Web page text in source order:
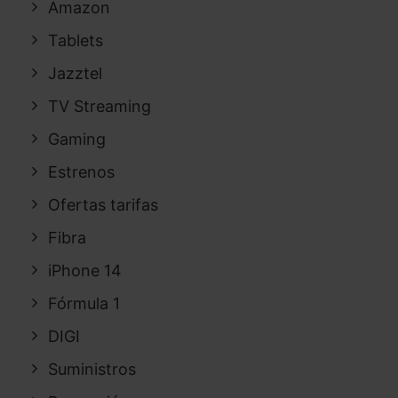
Amazon
Tablets
Jazztel
TV Streaming
Gaming
Estrenos
Ofertas tarifas
Fibra
iPhone 14
Fórmula 1
DIGI
Suministros